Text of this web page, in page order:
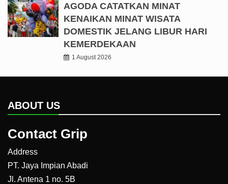
AGODA CATATKAN MINAT
KENAIKAN MINAT WISATA
DOMESTIK JELANG LIBUR HARI
KEMERDEKAAN
1 August 2026
ABOUT US
Contact Grip
Address
PT. Jaya Impian Abadi
Jl. Antena 1 no. 5B